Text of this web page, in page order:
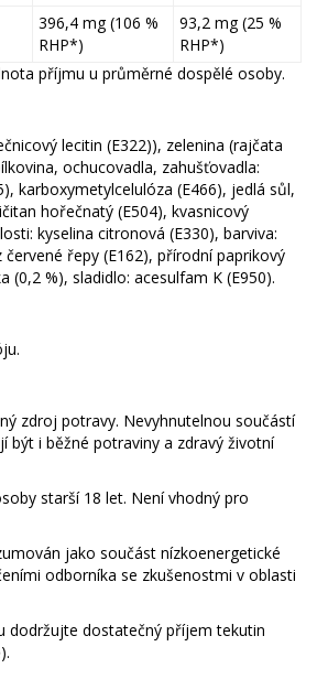
396,4 mg (106 %
RHP*)
93,2 mg (25 %
RHP*)
příjmu u průměrné dospělé osoby.
lecitin (E322)), zelenina (rajčata
ochucovadla, zahušťovadla:
karboxymetylcelulóza (E466), jedlá sůl,
hořečnatý (E504), kvasnicový
kyselina citronová (E330), barviva:
řepy (E162), přírodní paprikový
(0,2 %), sladidlo: acesulfam K (E950).
zdroj potravy. Nevyhnutelnou součástí
být i běžné potraviny a zdravý životní
starší 18 let. Není vhodný pro
jako součást nízkoenergetické
odborníka se zkušenostmi v oblasti
dodržujte dostatečný příjem tekutin